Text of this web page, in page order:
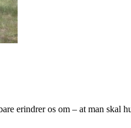
erindrer os om – at man